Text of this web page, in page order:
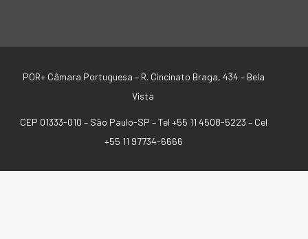
POR+ Câmara Portuguesa – R. Cincinato Braga, 434 – Bela
Vista
CEP 01333-010 – São Paulo-SP –Tel +55 11 4508-5223 – Cel
+55 11 97734-6666